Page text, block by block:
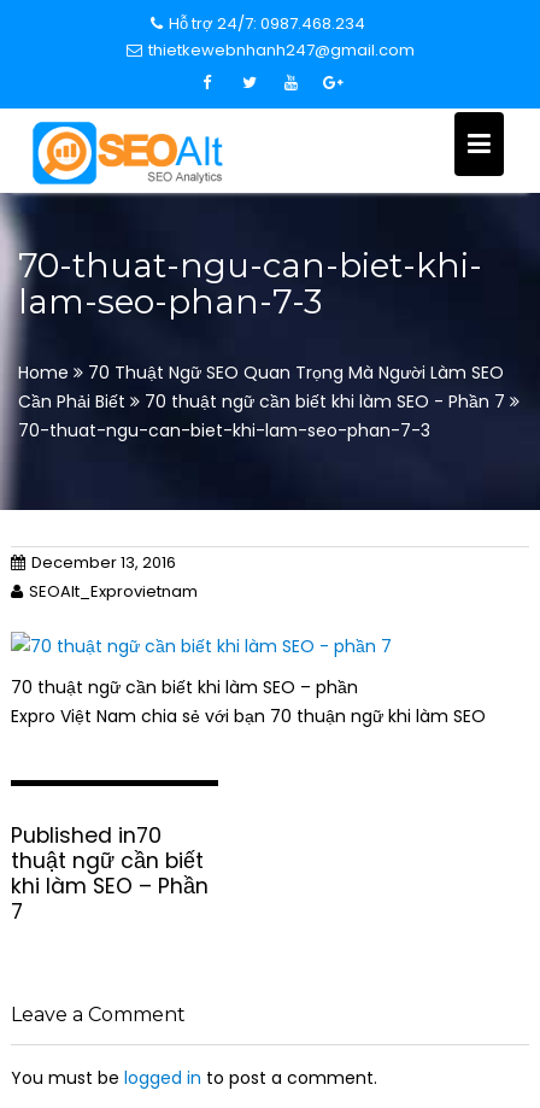
c
o
Hỗ trợ 24/7: 0987.468.234
thietkewebnhanh247@gmail.com
70-thuat-ngu-can-biet-khi-
lam-seo-phan-7-3
Home
70 Thuật Ngữ SEO Quan Trọng Mà Người Làm SEO
Cần Phải Biết
70 thuật ngữ cần biết khi làm SEO - Phần 7
70-thuat-ngu-can-biet-khi-lam-seo-phan-7-3
December 13, 2016
SEOAlt_Exprovietnam
70 thuật ngữ cần biết khi làm SEO – phần
Expro Việt Nam chia sẻ với bạn 70 thuận ngữ khi làm SEO
o
s
t
n
i
g
t
Published in70
thuật ngữ cần biết
khi làm SEO – Phần
7
Leave a Comment
You must be logged in to post a comment.